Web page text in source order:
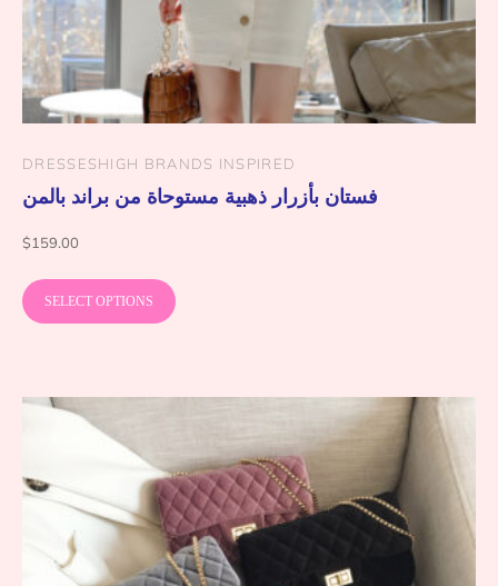
DRESSESHIGH BRANDS INSPIRED
فستان بأزرار ذهبية مستوحاة من براند بالمن
$159.00
SELECT OPTIONS